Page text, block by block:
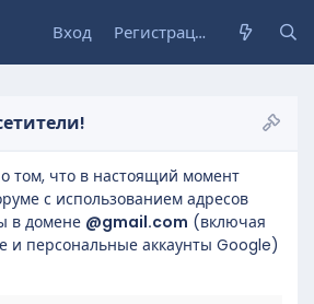
Вход Регистрация
том, что в настоящий момент
с использованием адресов
в домене @gmail.com (включая
и персональные аккаунты Google)